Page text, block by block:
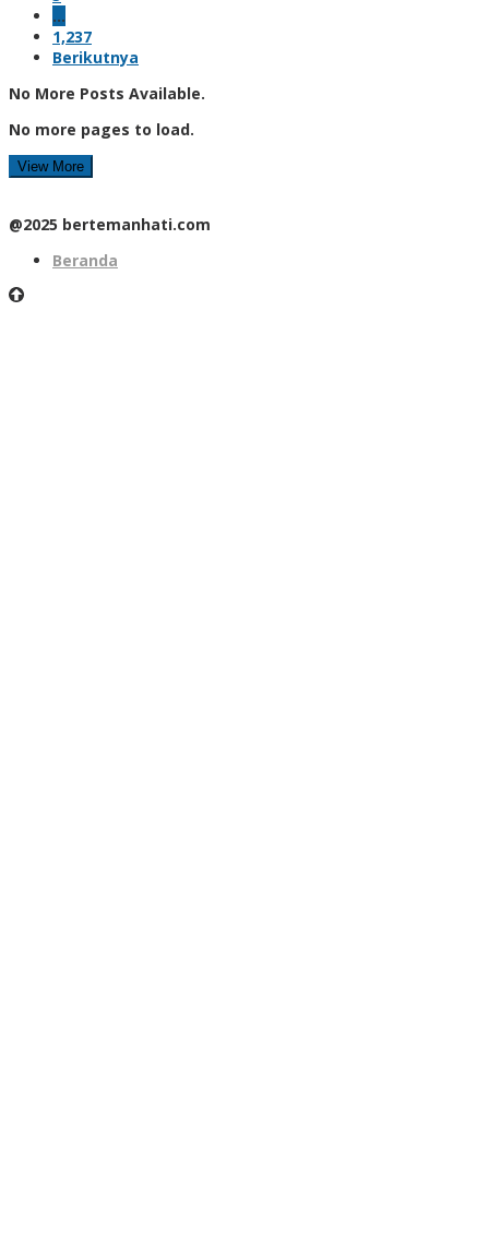
…
1,237
Berikutnya
No More Posts Available.
No more pages to load.
View More
@2025 bertemanhati.com
Beranda